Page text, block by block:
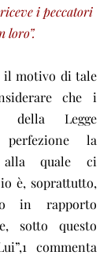
i peccatori
loro”.
il motivo di tale
che i
Legge
perfezione la
alla quale ci
è, soprattutto,
in rapporto
sotto questo
commenta